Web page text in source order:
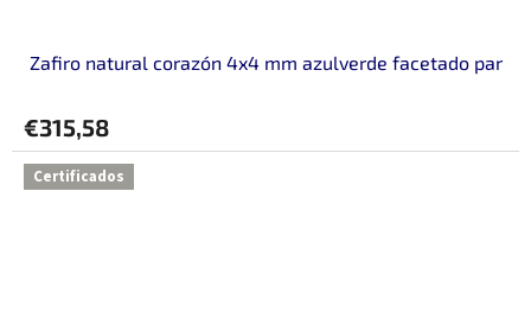
Zafiro natural corazón 4x4 mm azulverde facetado par
€315,58
Certificados